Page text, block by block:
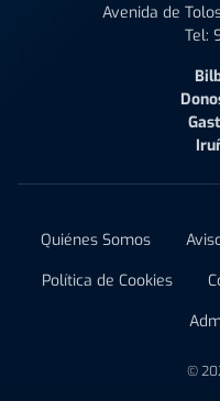
Avenida de
Tel:
Quiénes Somos
Política de Cookies
©